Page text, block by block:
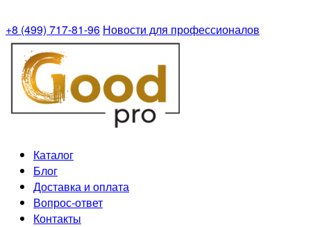
+8 (499) 717-81-96 Новости для профессионалов
Каталог
Блог
Доставка и оплата
Вопрос-ответ
Контакты